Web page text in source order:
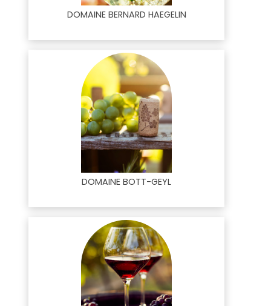
DOMAINE BERNARD HAEGELIN
DOMAINE BOTT-GEYL